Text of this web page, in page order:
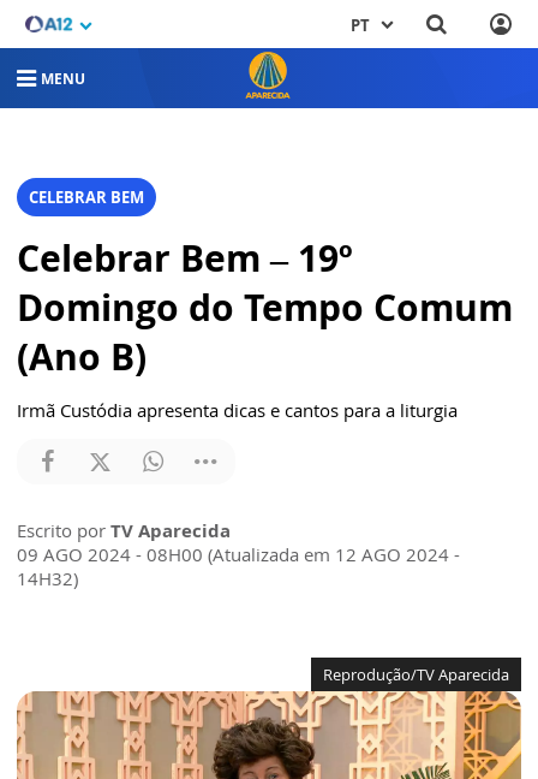
PT
MENU
CELEBRAR BEM
Celebrar Bem – 19º
Domingo do Tempo Comum
(Ano B)
Irmã Custódia apresenta dicas e cantos para a liturgia
Escrito por TV Aparecida
09 AGO 2024 - 08H00 (Atualizada em 12 AGO 2024 -
14H32)
Reprodução/TV Aparecida